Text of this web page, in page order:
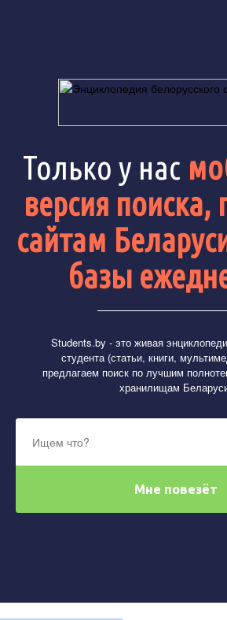
Только у нас
версия поиска,
сайтам
базы
Students.by - это живая
студента (статьи, книги,
предлагаем поиск по лучшим
хранилищам